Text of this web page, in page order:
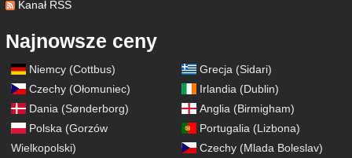
Kanał RSS
Najnowsze ceny
Niemcy (Cottbus)
Czechy (Ołomuniec)
Dania (Sønderborg)
Polska (Gorzów
Wielkopolski)
Grecja (Sidari)
Irlandia (Dublin)
Anglia (Birmigham)
Portugalia (Lizbona)
Czechy (Mlada Boleslav)